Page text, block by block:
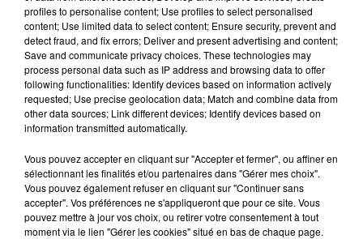
Du 14 au 30 août : 1er Open du Tennis Club de Tiercé
profiles to personalise content; Use profiles to select personalised
content; Use limited data to select content; Ensure security, prevent and
detect fraud, and fix errors; Deliver and present advertising and content;
Save and communicate privacy choices. These technologies may
process personal data such as IP address and browsing data to offer
following functionalities: Identify devices based on information actively
requested; Use precise geolocation data; Match and combine data from
other data sources; Link different devices; Identify devices based on
information transmitted automatically.
Vous pouvez accepter en cliquant sur "Accepter et fermer", ou affiner en
sélectionnant les finalités et/ou partenaires dans "Gérer mes choix".
Vous pouvez également refuser en cliquant sur "Continuer sans
accepter". Vos préférences ne s'appliqueront que pour ce site. Vous
pouvez mettre à jour vos choix, ou retirer votre consentement à tout
moment via le lien "Gérer les cookies" situé en bas de chaque page.